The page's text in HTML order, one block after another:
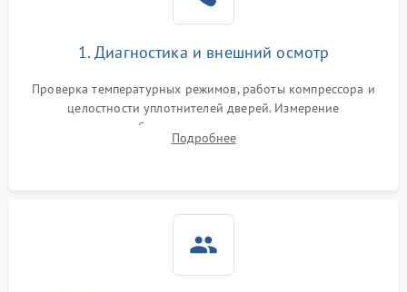
1. Диагностика и внешний осмотр
Проверка температурных режимов, работы компрессора и
целостности уплотнителей дверей. Измерение
сопротивления обмоток мотора, проверка термостата и
считывание кодов ошибок с электронного дисплея.
Подробнее